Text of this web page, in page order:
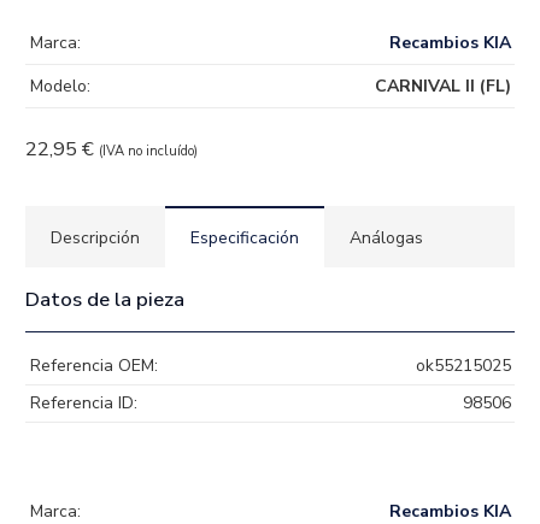
22,95 € (IVA no incluído)
Marca:
Recambios KIA
Modelo:
CARNIVAL II (FL)
Descripción Especificación Análogas
Datos de la pieza
Referencia OEM:
ok55215025
Referencia ID:
98506
Marca:
Recambios KIA